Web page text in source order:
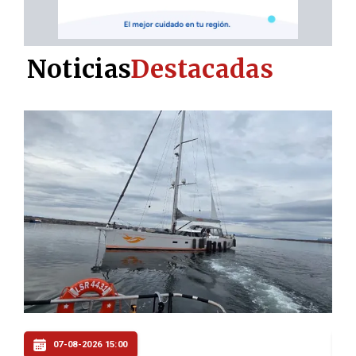
07-08-2026 14:00
NoticiasDestacadas